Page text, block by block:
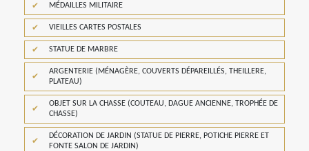
MÉDAILLES MILITAIRE
VIEILLES CARTES POSTALES
STATUE DE MARBRE
ARGENTERIE (MÉNAGÈRE, COUVERTS DÉPAREILLÉS, THEILLERE,
PLATEAU)
OBJET SUR LA CHASSE (COUTEAU, DAGUE ANCIENNE, TROPHÉE DE
CHASSE)
DÉCORATION DE JARDIN (STATUE DE PIERRE, POTICHE PIERRE ET
FONTE SALON DE JARDIN)